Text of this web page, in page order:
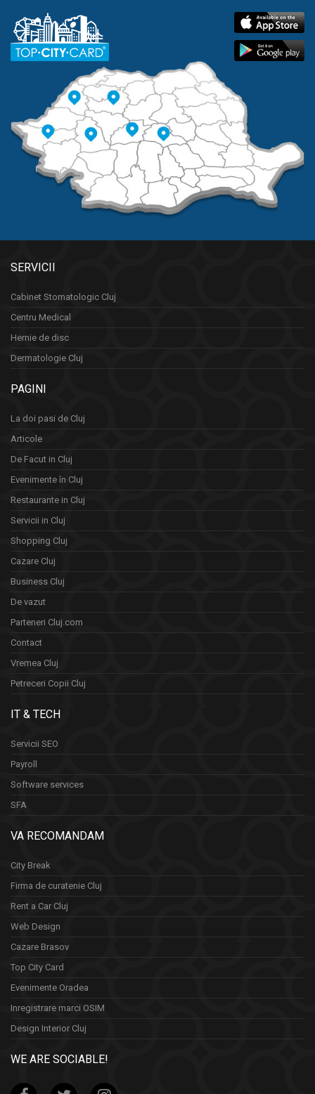
SERVICII
Cabinet Stomatologic Cluj
Centru Medical
Hernie de disc
Dermatologie Cluj
PAGINI
La doi pasi de Cluj
Articole
De Facut in Cluj
Evenimente în Cluj
Restaurante in Cluj
Servicii in Cluj
Shopping Cluj
Cazare Cluj
Business Cluj
De vazut
Parteneri Cluj.com
Contact
Vremea Cluj
Petreceri Copii Cluj
IT & TECH
Servicii SEO
Payroll
Software services
SFA
VA RECOMANDAM
City Break
Firma de curatenie Cluj
Rent a Car Cluj
Web Design
Cazare Brasov
Top City Card
Evenimente Oradea
Inregistrare marci OSIM
Design Interior Cluj
WE ARE SOCIABLE!